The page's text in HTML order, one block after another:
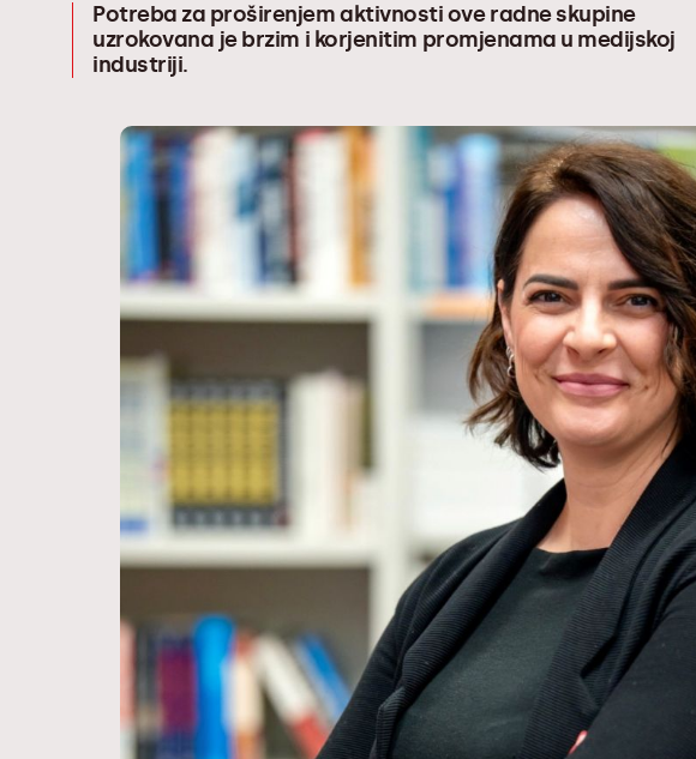
Potreba za proširenjem aktivnosti ove radne skupine
uzrokovana je brzim i korjenitim promjenama u medijskoj
industriji.